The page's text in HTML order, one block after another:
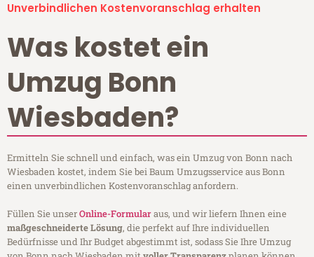
Unverbindlichen Kostenvoranschlag erhalten
Was kostet ein
Umzug Bonn
Wiesbaden?
Ermitteln Sie schnell und einfach, was ein Umzug von Bonn nach
Wiesbaden kostet, indem Sie bei Baum Umzugsservice aus Bonn
einen unverbindlichen Kostenvoranschlag anfordern.
Füllen Sie unserOnline-Formularaus, und wir liefern Ihnen eine
maßgeschneiderte Lösung, die perfekt auf Ihre individuellen
Bedürfnisse und Ihr Budget abgestimmt ist, sodass Sie Ihre Umzug